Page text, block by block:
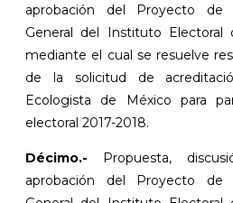
aprobación del Proyecto de
General del Instituto Electoral
mediante el cual se resuelve
de la solicitud de
Ecologista de México para
electoral 2017-2018.
Décimo.- Propuesta,
aprobación del Proyecto de